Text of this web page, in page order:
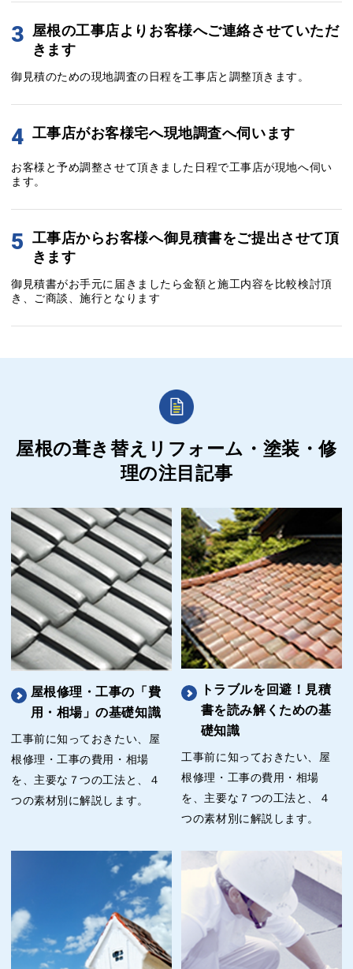
3 屋根の工事店よりお客様へご連絡させていただ
きます
御見積のための現地調査の日程を工事店と調整頂きます。
4 工事店がお客様宅へ現地調査へ伺います
お客様と予め調整させて頂きました日程で工事店が現地へ伺い
ます。
5 工事店からお客様へ御見積書をご提出させて頂
きます
御見積書がお手元に届きましたら金額と施工内容を比較検討頂
き、ご商談、施行となります
屋根の葺き替えリフォーム・塗装・修
理の注目記事
屋根修理・工事の「費
用・相場」の基礎知識
工事前に知っておきたい、屋
根修理・工事の費用・相場
を、主要な７つの工法と、４
つの素材別に解説します。
トラブルを回避！見積
書を読み解くための基
礎知識
工事前に知っておきたい、屋
根修理・工事の費用・相場
を、主要な７つの工法と、４
つの素材別に解説します。